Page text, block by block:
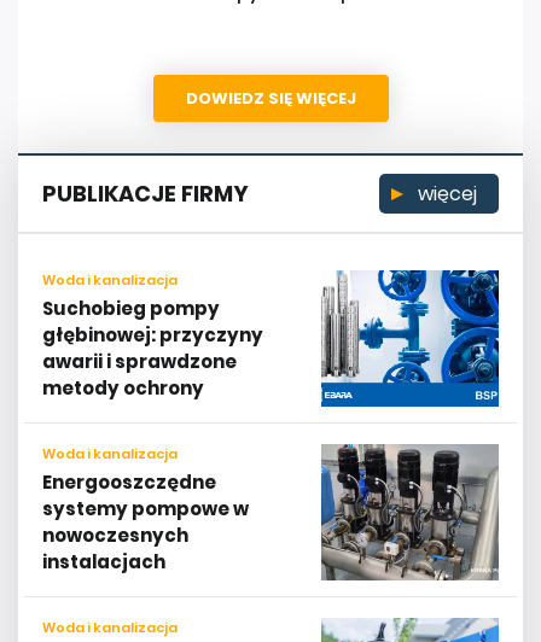
DOWIEDZ SIĘ WIĘCEJ
PUBLIKACJE FIRMY więcej
Woda i kanalizacja
Suchobieg pompy
głębinowej: przyczyny
awarii i sprawdzone
metody ochrony
Woda i kanalizacja
Energooszczędne
systemy pompowe w
nowoczesnych
instalacjach
Woda i kanalizacja